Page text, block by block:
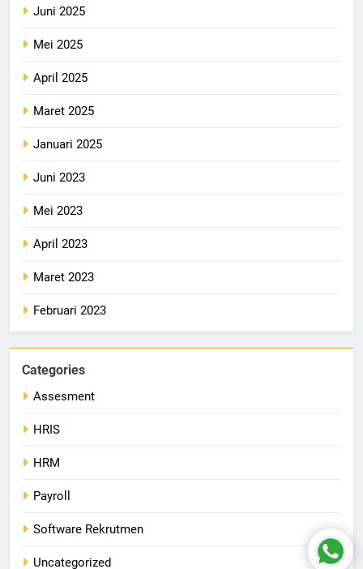
Juni 2025
Mei 2025
April 2025
Maret 2025
Januari 2025
Juni 2023
Mei 2023
April 2023
Maret 2023
Februari 2023
Categories
Assesment
HRIS
HRM
Payroll
Software Rekrutmen
Uncategorized